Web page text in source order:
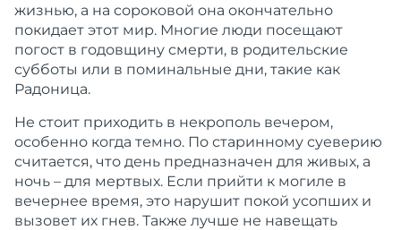
жизнью, а на сороковой она окончательно
покидает этот мир. Многие люди посещают
погост в годовщину смерти, в родительские
субботы или в поминальные дни, такие как
Радоница.
Не стоит приходить в некрополь вечером,
особенно когда темно. По старинному суеверию
считается, что день предназначен для живых, а
ночь – для мертвых. Если прийти к могиле в
вечернее время, это нарушит покой усопших и
вызовет их гнев. Также лучше не навещать